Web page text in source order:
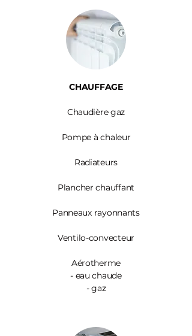
CHAUFFAGE
Chaudière gaz
Pompe à chaleur
Radiateurs
Plancher chauffant
Panneaux rayonnants
Ventilo-convecteur
Aérotherme
- eau chaude
- gaz